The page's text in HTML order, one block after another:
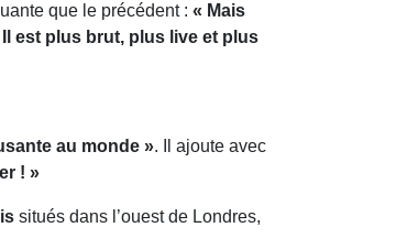
que le précédent : « Mais
Il est plus brut, plus live et plus
au monde ». Il ajoute avec
! »
situés dans l’ouest de Londres,